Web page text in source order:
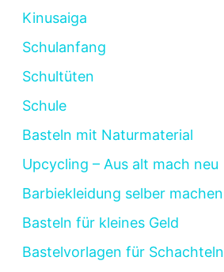
Kinusaiga
Schulanfang
Schultüten
Schule
Basteln mit Naturmaterial
Upcycling – Aus alt mach neu
Barbiekleidung selber machen
Basteln für kleines Geld
Bastelvorlagen für Schachteln